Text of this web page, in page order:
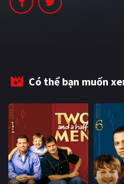
BLOG
Có thể bạn muốn